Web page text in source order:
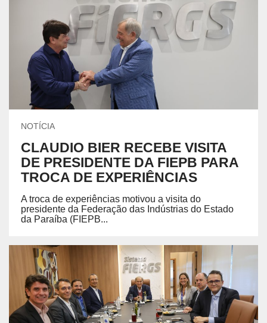
NOTÍCIA
CLAUDIO BIER RECEBE VISITA
DE PRESIDENTE DA FIEPB PARA
TROCA DE EXPERIÊNCIAS
A troca de experiências motivou a visita do
presidente da Federação das Indústrias do Estado
da Paraíba (FIEPB...